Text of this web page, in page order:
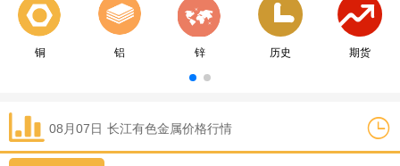
铜 铝 锌 历史 期货
08月07日 长江有色金属价格行情